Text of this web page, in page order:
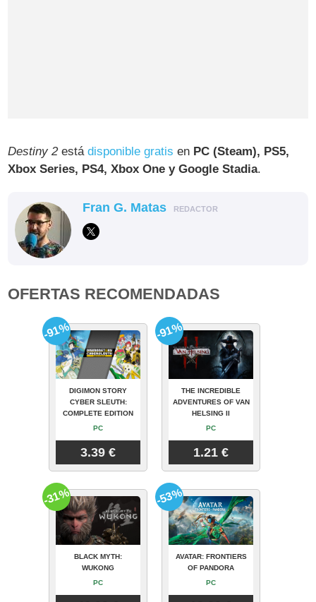
Destiny 2estádisponible gratis en PC (Steam), PS5,
Xbox Series, PS4, Xbox One y Google Stadia.
Fran G. Matas REDACTOR
OFERTAS RECOMENDADAS
DIGIMON STORY
CYBER SLEUTH:
COMPLETE EDITION
PC
3.39 €
-91%
THE INCREDIBLE
ADVENTURES OF VAN
HELSING II
PC
1.21 €
-91%
BLACK MYTH:
WUKONG
PC
-31%
AVATAR: FRONTIERS
OF PANDORA
PC
-53%